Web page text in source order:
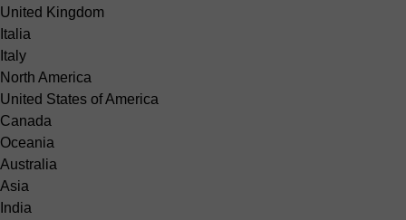
United Kingdom
Italia
Italy
North America
United States of America
Canada
Oceania
Australia
Asia
India